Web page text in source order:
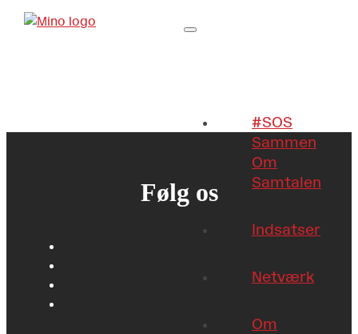
#SOS
Sammen
Om
Samtalen
Indsatser
Netværk
Om
Følg os